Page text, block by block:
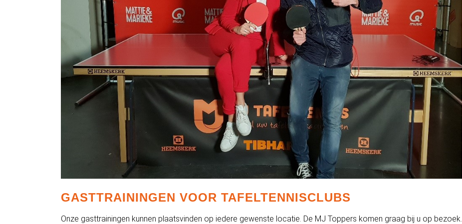
GASTTRAININGEN VOOR TAFELTENNISCLUBS
Onze gasttrainingen kunnen plaatsvinden op iedere gewenste locatie. De MJ Toppers komen graag bij u op bezoek.